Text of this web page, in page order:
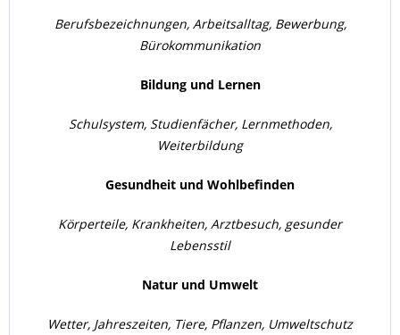
Berufsbezeichnungen, Arbeitsalltag, Bewerbung,
Bürokommunikation
Bildung und Lernen
Schulsystem, Studienfächer, Lernmethoden,
Weiterbildung
Gesundheit und Wohlbefinden
Körperteile, Krankheiten, Arztbesuch, gesunder
Lebensstil
Natur und Umwelt
Wetter, Jahreszeiten, Tiere, Pflanzen, Umweltschutz